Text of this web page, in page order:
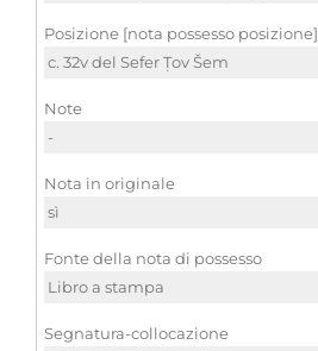
Posizione [nota possesso posizione]
c. 32v del Sefer Ṭov Šem
Note
-
Nota in originale
sì
Fonte della nota di possesso
Libro a stampa
Segnatura-collocazione